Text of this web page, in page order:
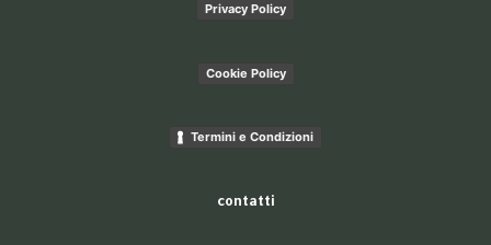
Privacy Policy
Cookie Policy
Termini e Condizioni
contatti